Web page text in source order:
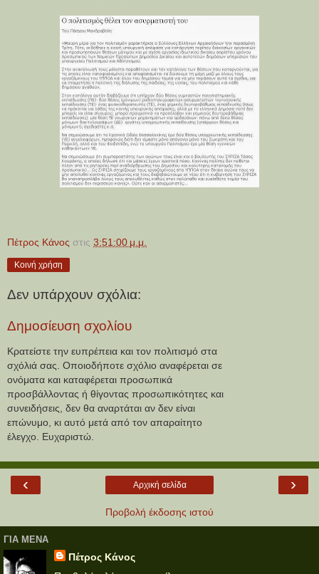
Πέτρος Κάνος στις 3:51:00 μ.μ.
Κοινή χρήση
Δεν υπάρχουν σχόλια:
Δημοσίευση σχολίου
Κρατείστε την ευπρέπεια και τον πολιτισμό στα
σχόλιά σας. Οποιοδήποτε σχόλιο αναφέρεται σε
ονόματα και καταφέρεται προσωπικά
προσβάλλοντας ή θίγοντας προσωπικότητες και
συνειδήσεις, δεν θα αναρτάται αν δεν είναι
επώνυμο, κι αυτό μετά από τον απαραίτητο
έλεγχο. Ευχαριστώ.
‹ ›
Αρχική σελίδα
Προβολή έκδοσης ιστού
ΓΙΑ ΜΕΝΑ
Πέτρος Κάνος